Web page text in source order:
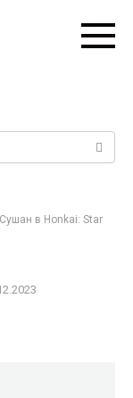
Сушан в Honkai: Star